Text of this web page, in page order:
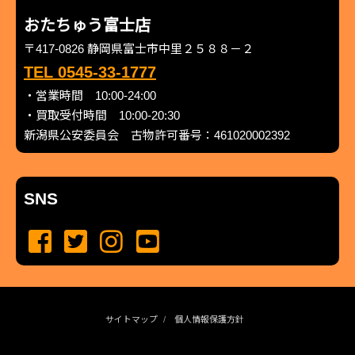
おたちゅう富士店
〒417-0826 静岡県富士市中里２５８８－２
TEL 0545-33-1777
・営業時間 10:00-24:00
・買取受付時間 10:00-20:30
新潟県公安委員会 古物許可番号：461020002392
SNS
サイトマップ 個人情報保護方針